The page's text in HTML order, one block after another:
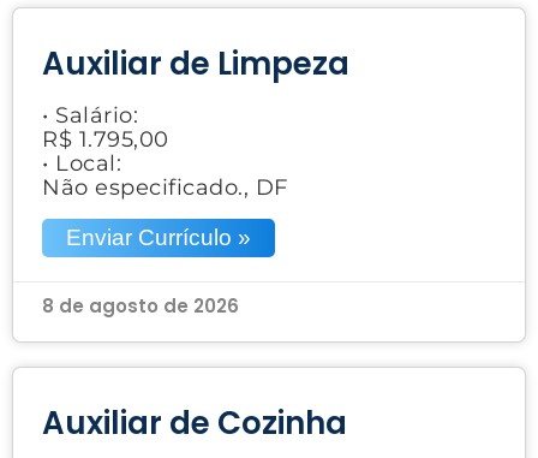
Auxiliar de Limpeza
• Salário:
R$ 1.795,00
• Local:
Não especificado., DF
Enviar Currículo »
8 de agosto de 2026
Auxiliar de Cozinha